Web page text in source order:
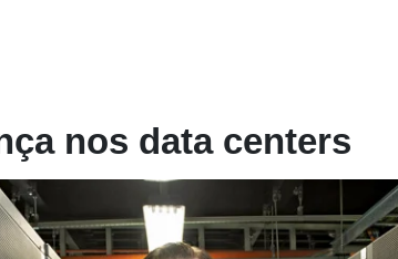
nos data centers